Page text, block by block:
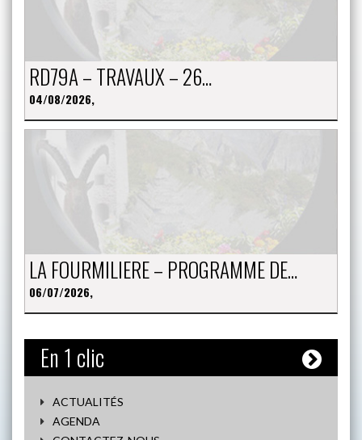
RD79A – TRAVAUX – 26…
04/08/2026,
LA FOURMILIERE – PROGRAMME DE…
06/07/2026,
En 1 clic
ACTUALITÉS
AGENDA